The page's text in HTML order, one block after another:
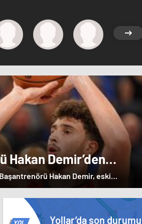
Hakan Demir’den
övgü
Hakan Demir, eski
bulundu.
Yollar’da son durumu
YOL